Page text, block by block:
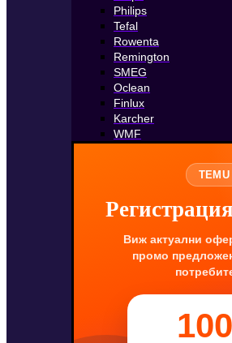
Philips
Tefal
Rowenta
Remington
SMEG
Oclean
Finlux
Karcher
WMF
TEMU
Виж актуални
промо